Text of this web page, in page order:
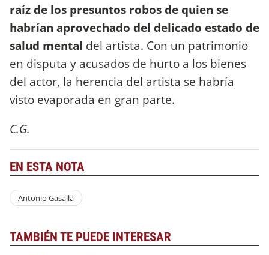
raíz de los presuntos robos de quien se
habrían aprovechado del delicado estado de
salud mental del artista. Con un patrimonio
en disputa y acusados de hurto a los bienes
del actor, la herencia del artista se habría
visto evaporada en gran parte.
C.G.
EN ESTA NOTA
Antonio Gasalla
TAMBIÉN TE PUEDE INTERESAR